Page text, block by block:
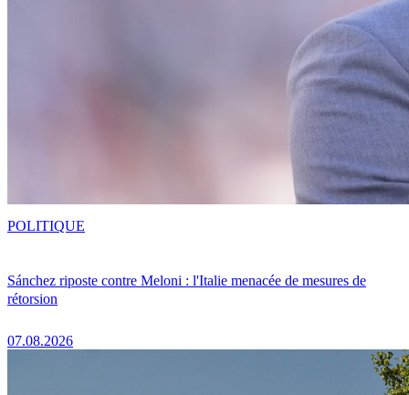
Sánchez riposte contre Meloni : l'Italie menacée de mesures de
rétorsion
07.08.2026
POLITIQUE